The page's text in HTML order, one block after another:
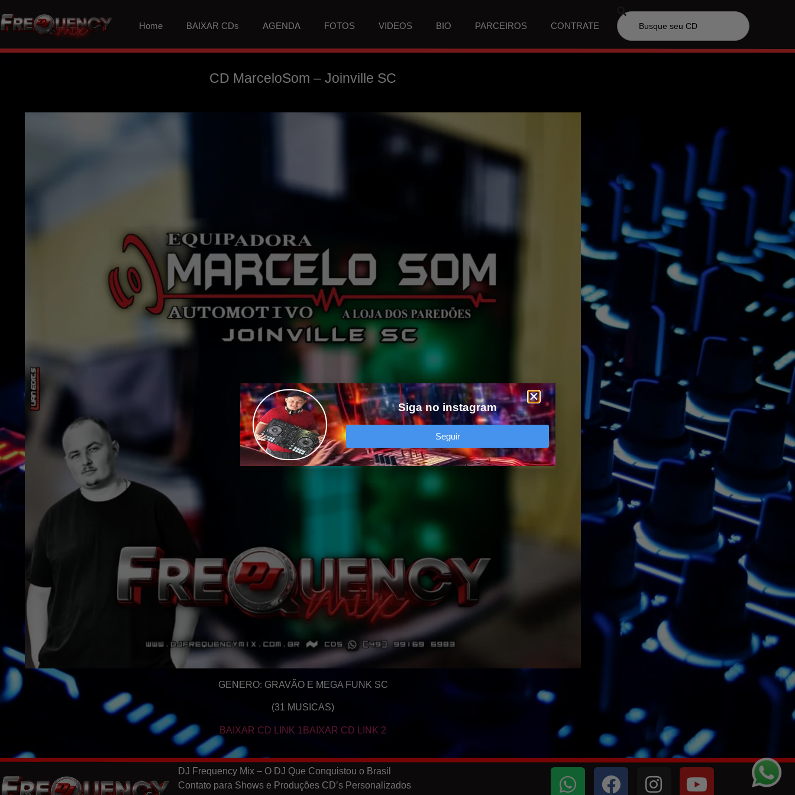
Home BAIXAR CDs AGENDA FOTOS VIDEOS BIO PARCEIROS CONTRATE
CD MarceloSom – Joinville SC
GENERO: GRAVÃO E MEGA FUNK SC
(31 MUSICAS)
BAIXAR CD LINK 1 BAIXAR CD LINK 2
DJ Frequency Mix – O DJ Que Conquistou o Brasil
Contato para Shows e Produções CD’s Personalizados
Siga no instagram
Seguir